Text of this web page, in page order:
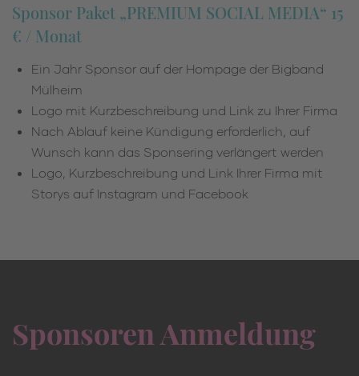
Sponsor Paket „PREMIUM SOCIAL MEDIA“ 15
€ / Monat
Ein Jahr Sponsor auf der Hompage der Bigband
Mülheim
Logo mit Kurzbeschreibung und Link zu Ihrer Firma
Nach Ablauf keine Kündigung erforderlich, auf
Wunsch kann das Sponsering verlängert werden
Logo, Kurzbeschreibung und Link Ihrer Firma mit
Storys auf Instagram und Facebook
Sponsoren Anmeldung